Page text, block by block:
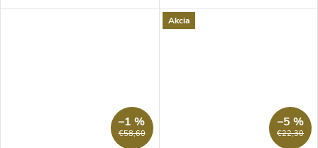
ako kôš na...
na zachytávanie a...
€58,60
–1 %
Akcia
€22,30
–5 %